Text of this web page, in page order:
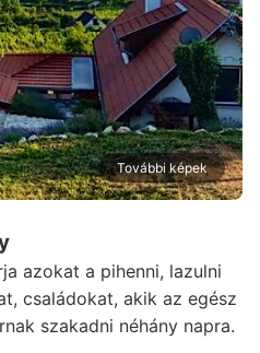
További képek
azokat a pihenni, lazulni
családokat, akik az egész
szakadni néhány napra.